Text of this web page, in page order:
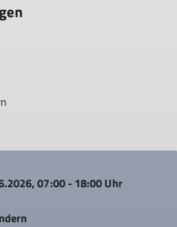
07:00 - 18:00 Uhr